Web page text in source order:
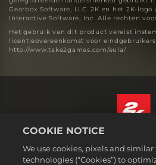
Gearbox Software, LLC. 2K en het 2K-
Interactive Software, Inc. Alle rechten
Het gebruik van dit product vereist
licentieovereenkomst voor
http://www.take2games.com/eula/
Juridische
COOKIE NOTICE
We use cookies, pixels and
technologies (“Cookies”) to